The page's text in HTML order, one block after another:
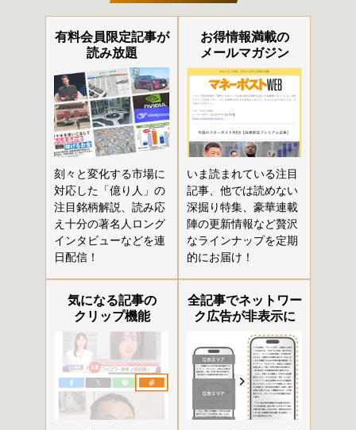
有料会員限定記事が
読み放題
刻々と変化する市場に
対応した「億り人」の
注目銘柄解説、読み応
え十分の著名人ロング
インタビューなどを連
日配信！
お得情報満載の
メールマガジン
いま読まれている注目
記事、他では読めない
深掘り特集、豪華連載
陣の更新情報など贅沢
なラインナップを定期
的にお届け！
気になる記事の
クリップ機能
全記事でネットワー
ク広告が非表示に